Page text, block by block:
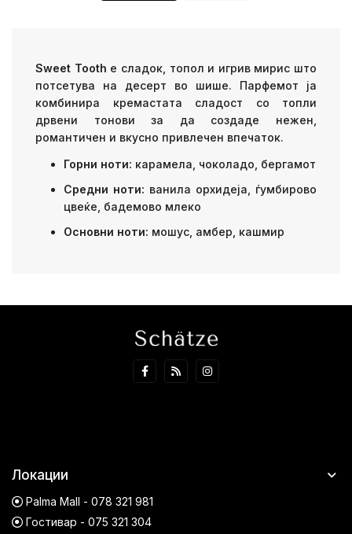
Sweet Tooth е сладок, топол и игрив мирис што
потсетува на десерт во шише. Парфемот ја
комбинира кремастата сладост со топли
дрвени тонови за да создаде нежен,
романтичен и вкусно привлечен впечаток.
Горни ноти: карамела, чоколадо, бергамот
Средни ноти: ванила орхидеја, ѓумбирово
цвеќе, бадемово млеко
Основни ноти: мошус, амбер, кашмир
Локации
Palma Mall - 078 321 981
Гостивар - 075 321 304